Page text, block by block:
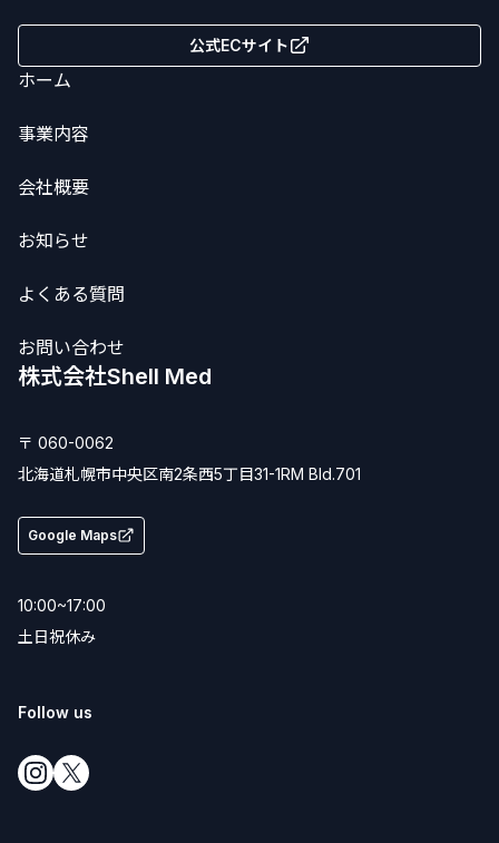
公式ECサイト
ホーム
事業内容
会社概要
お知らせ
よくある質問
お問い合わせ
株式会社Shell Med
〒 060-0062
北海道札幌市中央区南2条西5丁目31-1RM Bld.701
Google Maps
10:00~17:00
土日祝休み
Follow us